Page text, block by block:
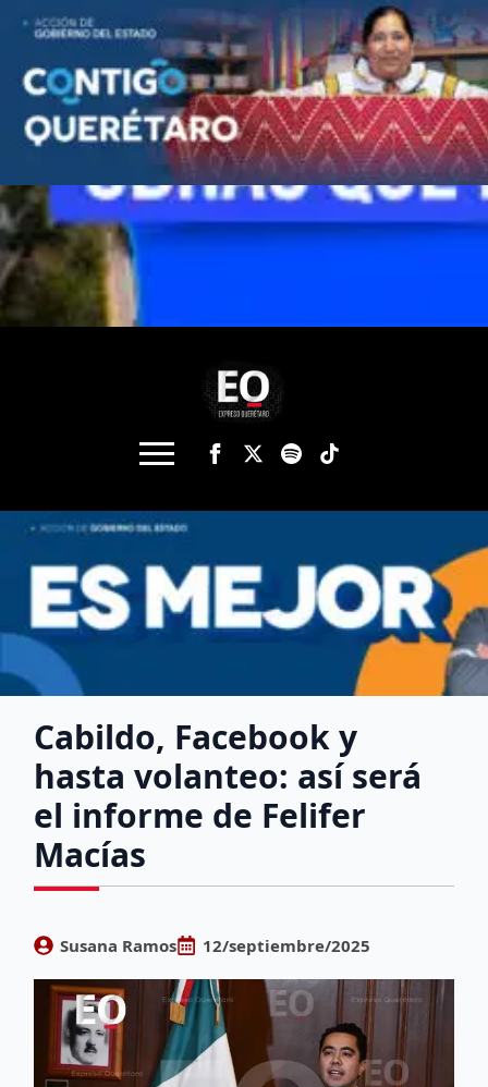
Cabildo, Facebook y
hasta volanteo: así será
el informe de Felifer
Macías
Susana Ramos 12/septiembre/2025